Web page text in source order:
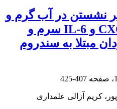
نشستن در آب گرم و
خشکی بر میزان CXCL1 و IL-6 سرم و
مبتلا به سندروم
407-425
کریم آزالی علمداری